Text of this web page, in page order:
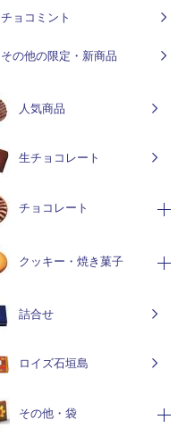
チョコミント
その他の限定・新商品
人気商品
生チョコレート
チョコレート
クッキー・焼き菓子
詰合せ
ロイズ石垣島
その他・袋